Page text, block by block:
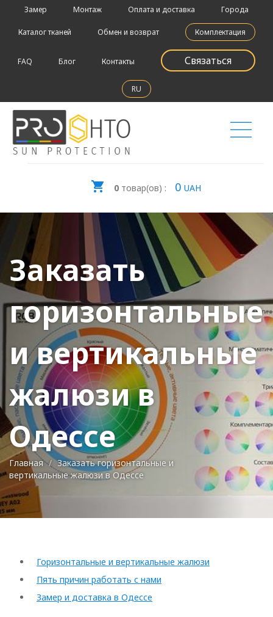
Замер Монтаж Оплата и доставка Города
Каталог тканей Обмен и возврат Комплектация
FAQ Блог Контакты Связаться
RU
0товар(ов) : 0 UAH
Заказать
горизонтальные
и вертикальные
жалюзи в
Одессе
Главная
Заказать горизонтальные и
вертикальные жалюзи в Одессе
Горизонтальные и вертикальные жалюзи
Пять причин работать с нами
Замер и доставка в Одессе